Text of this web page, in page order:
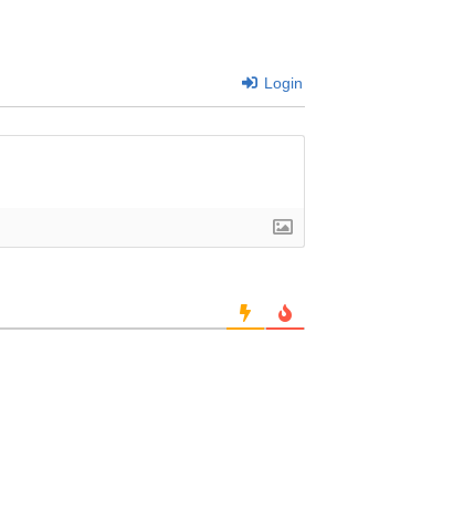
Login